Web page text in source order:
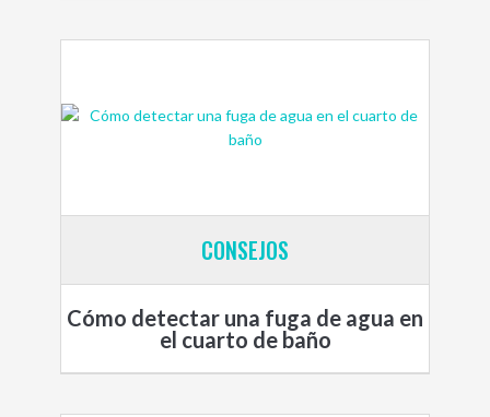
CONSEJOS
Cómo detectar una fuga de agua en
el cuarto de baño